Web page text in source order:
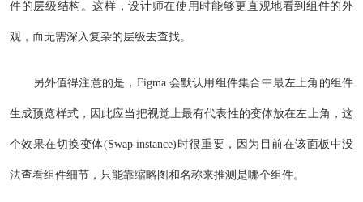
件的层级结构。这样，设计师在使用时能够更直观地看到组件的外
观，而无需深入复杂的层级去查找。
另外值得注意的是，Figma 会默认用组件集合中最左上角的组件
生成预览样式，因此应当把视觉上最有代表性的变体放在左上角，这
个效果在切换变体(Swap instance)时很重要，因为目前在该面板中没
法查看组件细节，只能靠缩略图和名称来推测是哪个组件。